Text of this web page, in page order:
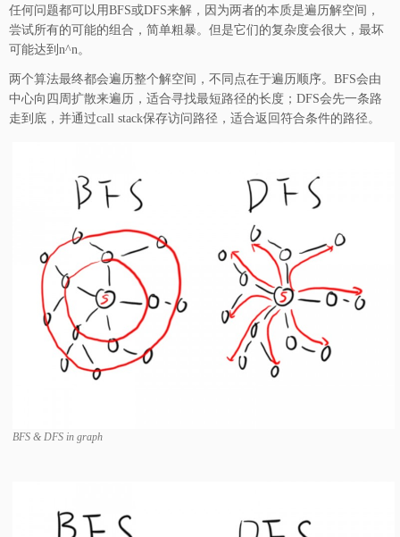
任何问题都可以用BFS或DFS来解，因为两者的本质是遍历解空间，
尝试所有的可能的组合，简单粗暴。但是它们的复杂度会很大，最坏
可能达到n^n。
两个算法最终都会遍历整个解空间，不同点在于遍历顺序。BFS会由
中心向四周扩散来遍历，适合寻找最短路径的长度；DFS会先一条路
走到底，并通过call stack保存访问路径，适合返回符合条件的路径。
BFS & DFS in graph